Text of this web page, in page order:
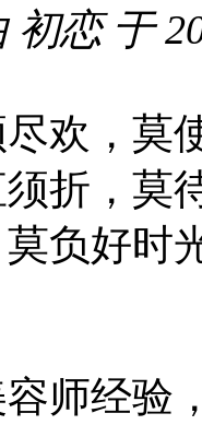
恋 于
欢，莫
折，莫
负好时
师经验